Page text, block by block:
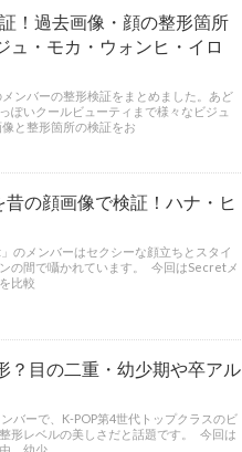
！過去画像・顔の整形箇所
ュ・モカ・ウォンヒ・イロ
ンバーの整形検証をまとめました。あど
ぽいクールビューティまで様々なビジュ
と整形箇所の検証をお
の顔画像で検証！ハナ・ヒ
のメンバーはセクシーな顔立ちとスタイ
の間で囁かれています。 今回はSecretメ
比較
？目の二重・幼少期や卒アル
バーで、K-POP第4世代トップクラスのビ
形レベルの美しさだと話題です。 今回は